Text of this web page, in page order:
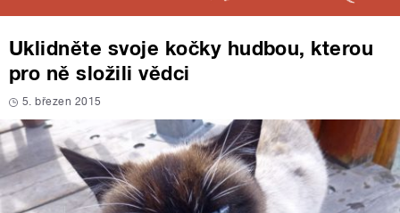
Uklidněte svoje kočky hudbou, kterou
pro ně složili vědci
5. březen 2015